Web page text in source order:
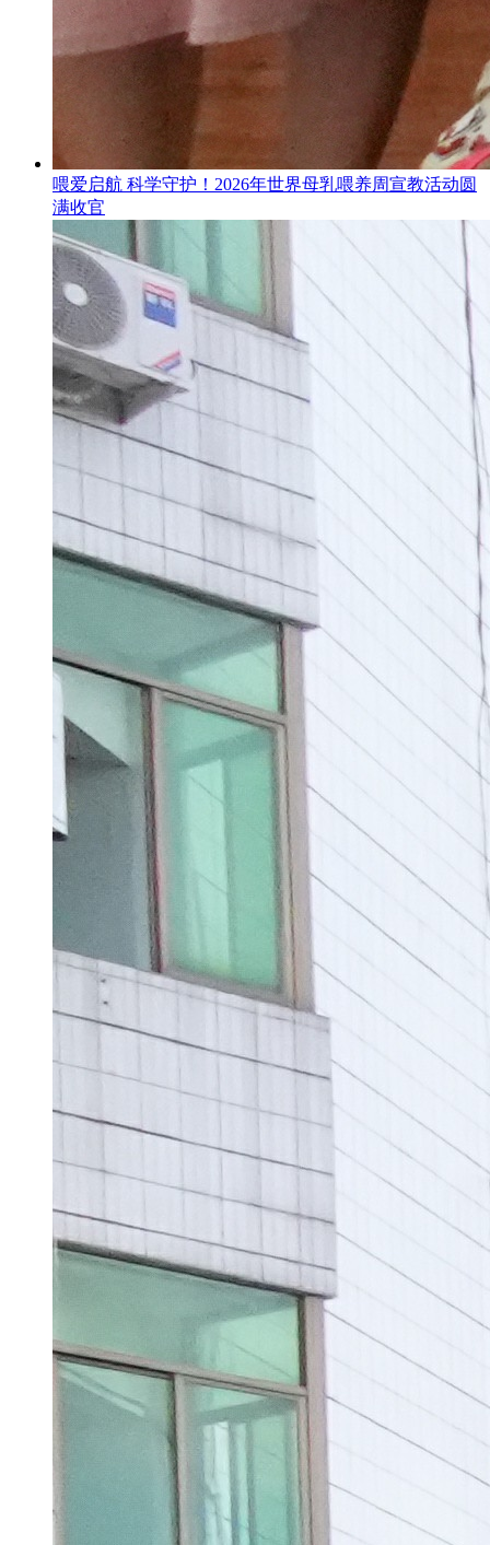
喂爱启航 科学守护！2026年世界母乳喂养周宣教活动圆
满收官